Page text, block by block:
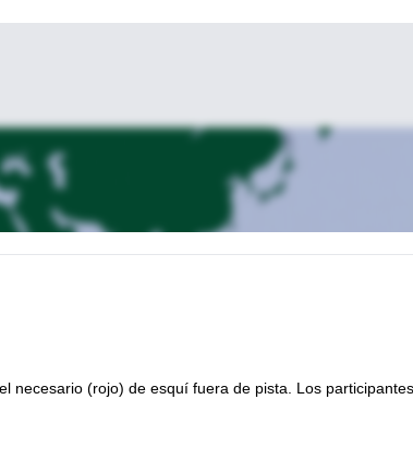
necesario (rojo) de esquí fuera de pista. Los participantes